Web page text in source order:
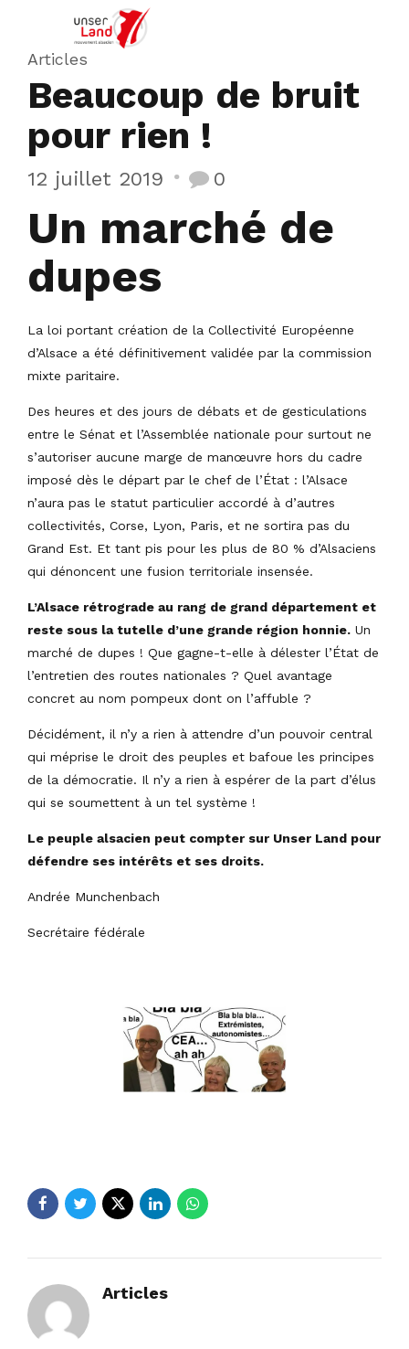
Articles
Beaucoup de bruit
pour rien !
12 juillet 2019 0
Un marché de
dupes
La loi portant création de la Collectivité Européenne
d’Alsace a été définitivement validée par la commission
mixte paritaire.
Des heures et des jours de débats et de gesticulations
entre le Sénat et l’Assemblée nationale pour surtout ne
s’autoriser aucune marge de manœuvre hors du cadre
imposé dès le départ par le chef de l’État : l’Alsace
n’aura pas le statut particulier accordé à d’autres
collectivités, Corse, Lyon, Paris, et ne sortira pas du
Grand Est. Et tant pis pour les plus de 80 % d’Alsaciens
qui dénoncent une fusion territoriale insensée.
L’Alsace rétrograde au rang de grand département et
reste sous la tutelle d’une grande région honnie. Un
marché de dupes ! Que gagne-t-elle à délester l’État de
l’entretien des routes nationales ? Quel avantage
concret au nom pompeux dont on l’affuble ?
Décidément, il n’y a rien à attendre d’un pouvoir central
qui méprise le droit des peuples et bafoue les principes
de la démocratie. Il n’y a rien à espérer de la part d’élus
qui se soumettent à un tel système !
Le peuple alsacien peut compter sur Unser Land pour
défendre ses intérêts et ses droits.
Andrée Munchenbach
Secrétaire fédérale
Articles